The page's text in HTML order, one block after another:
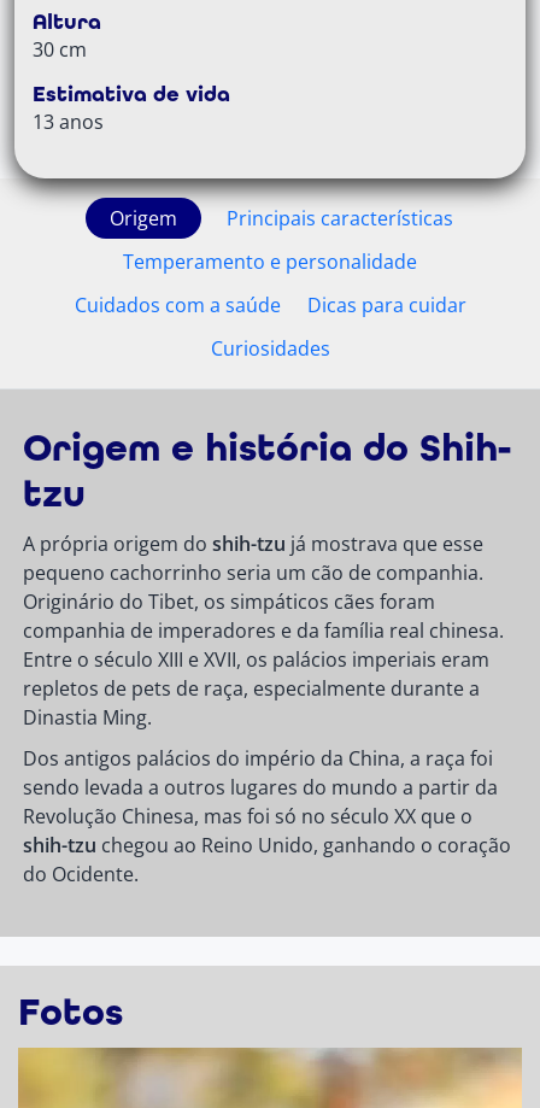
Altura
30 cm
Estimativa de vida
13 anos
Origem
Principais características
Temperamento e personalidade
Cuidados com a saúde
Dicas para cuidar
Curiosidades
Origem e história do Shih-
tzu
A própria origem doshih-tzu já mostrava que esse
pequeno cachorrinho seria um cão de companhia.
Originário do Tibet, os simpáticos cães foram
companhia de imperadores e da família real chinesa.
Entre o século XIII e XVII, os palácios imperiais eram
repletos de pets de raça, especialmente durante a
Dinastia Ming.
Dos antigos palácios do império da China, a raça foi
sendo levada a outros lugares do mundo a partir da
Revolução Chinesa, mas foi só no século XX que o
shih-tzu chegou ao Reino Unido, ganhando o coração
do Ocidente.
Fotos